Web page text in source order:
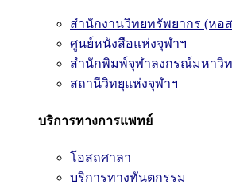
สำนักงานวิทยทรัพยากร (หอ
ศูนย์หนังสือแห่งจุฬาฯ
สำนักพิมพ์จุฬาลงกรณ์มหาวิ
สถานีวิทยุแห่งจุฬาฯ
บริการทางการแพทย์
โอสถศาลา
บริการทางทันตกรรม